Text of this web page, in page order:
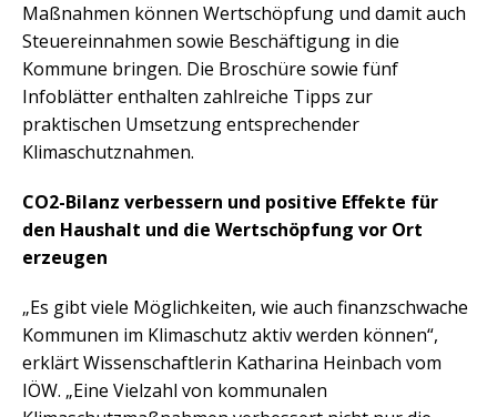
Maßnahmen können Wertschöpfung und damit auch
Steuereinnahmen sowie Beschäftigung in die
Kommune bringen. Die Broschüre sowie fünf
Infoblätter enthalten zahlreiche Tipps zur
praktischen Umsetzung entsprechender
Klimaschutznahmen.
CO2-Bilanz verbessern und positive Effekte für
den Haushalt und die Wertschöpfung vor Ort
erzeugen
„Es gibt viele Möglichkeiten, wie auch finanzschwache
Kommunen im Klimaschutz aktiv werden können“,
erklärt Wissenschaftlerin Katharina Heinbach vom
IÖW. „Eine Vielzahl von kommunalen